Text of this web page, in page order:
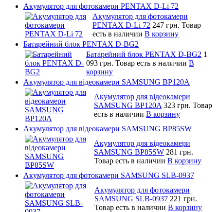
Акумулятор для фотокамери PENTAX D-Li 72
Акумулятор для фотокамери
PENTAX D-Li 72 247 грн. Товар
есть в наличии В корзину
Батарейний блок PENTAX D-BG2
Батарейний блок PENTAX D-BG2 1
093 грн. Товар есть в наличии В
корзину
Акумулятор для відеокамери SAMSUNG BP120A
Акумулятор для відеокамери
SAMSUNG BP120A 323 грн. Товар
есть в наличии В корзину
Акумулятор для відеокамери SAMSUNG BP85SW
Акумулятор для відеокамери
SAMSUNG BP85SW 281 грн.
Товар есть в наличии В корзину
Акумулятор для фотокамери SAMSUNG SLB-0937
Акумулятор для фотокамери
SAMSUNG SLB-0937 221 грн.
Товар есть в наличии В корзину